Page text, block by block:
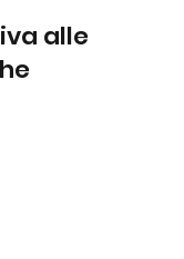
alle